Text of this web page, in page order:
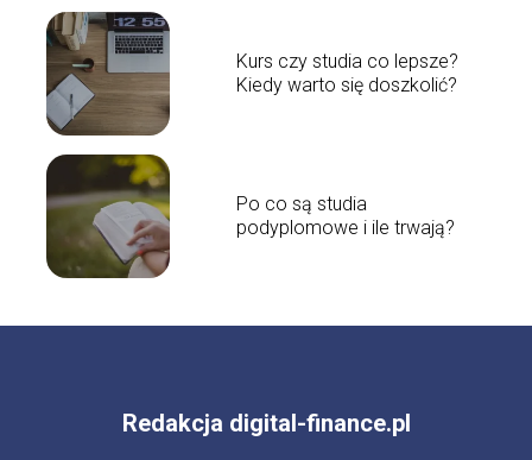
Kurs czy studia co lepsze?
Kiedy warto się doszkolić?
Po co są studia
podyplomowe i ile trwają?
Redakcja digital-finance.pl